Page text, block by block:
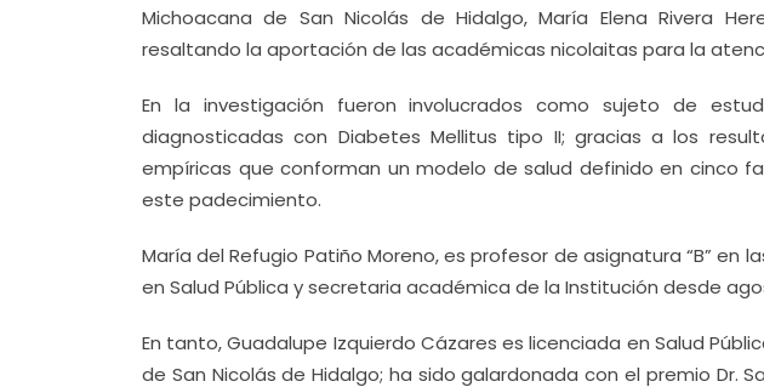
Michoacana de San Nicolás de Hidalgo, María Elena Rivera
resaltando la aportación de las académicas nicolaitas para la
En la investigación fueron involucrados como sujeto de
diagnosticadas con Diabetes Mellitus tipo II; gracias a los
empíricas que conforman un modelo de salud definido en cinco
este padecimiento.
María del Refugio Patiño Moreno, es profesor de asignatura “B” en
en Salud Pública y secretaria académica de la Institución desde
En tanto, Guadalupe Izquierdo Cázares es licenciada en Salud
de San Nicolás de Hidalgo; ha sido galardonada con el premio Dr.